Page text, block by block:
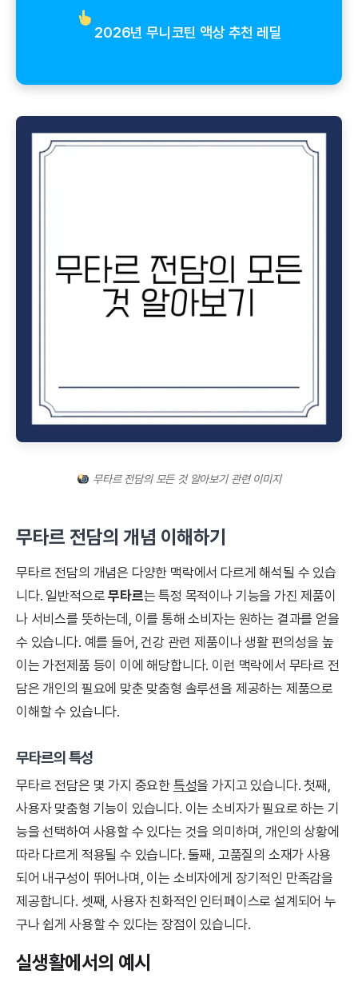
2026년 무니코틴 액상 추천 레딜
무타르 전담의 모든 것 알아보기 관련 이미지
무타르 전담의 개념 이해하기
무타르 전담의 개념은 다양한 맥락에서 다르게 해석될 수 있습
니다. 일반적으로무타르는 특정 목적이나 기능을 가진 제품이
나 서비스를 뜻하는데, 이를 통해 소비자는 원하는 결과를 얻을
수 있습니다. 예를 들어, 건강 관련 제품이나 생활 편의성을 높
이는 가전제품 등이 이에 해당합니다. 이런 맥락에서 무타르 전
담은 개인의 필요에 맞춘 맞춤형 솔루션을 제공하는 제품으로
이해할 수 있습니다.
무타르의 특성
무타르 전담은 몇 가지 중요한 특성을 가지고 있습니다. 첫째,
사용자 맞춤형 기능이 있습니다. 이는 소비자가 필요로 하는 기
능을 선택하여 사용할 수 있다는 것을 의미하며, 개인의 상황에
따라 다르게 적용될 수 있습니다. 둘째, 고품질의 소재가 사용
되어 내구성이 뛰어나며, 이는 소비자에게 장기적인 만족감을
제공합니다. 셋째, 사용자 친화적인 인터페이스로 설계되어 누
구나 쉽게 사용할 수 있다는 장점이 있습니다.
실생활에서의 예시